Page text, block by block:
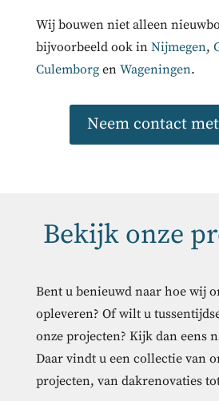
Wij bouwen niet alleen
bijvoorbeeld ook in Nijmegen,
Culemborgen Wageningen.
Neem contact
Bekijk onze
Bent u benieuwd naar hoe wij
opleveren? Of wilt u
onze projecten? Kijk dan eens
Daar vindt u een collectie van
projecten, van dakrenovaties